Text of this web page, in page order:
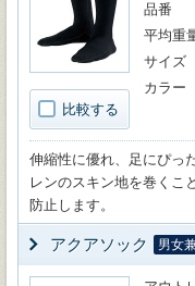
比較する
品番
平均重
サイズ
カラー
伸縮性に優れ、足にぴっ
レンのスキン地を巻くこ
防止します。
アクアソック 男女